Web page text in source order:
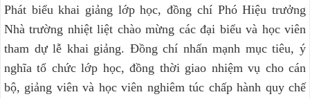
Phát biểu khai giảng lớp học, đồng chí Phó Hiệu trưởng
Nhà trường nhiệt liệt chào mừng các đại biểu và học viên
tham dự lễ khai giảng. Đồng chí nhấn mạnh mục tiêu, ý
nghĩa tổ chức lớp học, đồng thời giao nhiệm vụ cho cán
bộ, giảng viên và học viên nghiêm túc chấp hành quy chế